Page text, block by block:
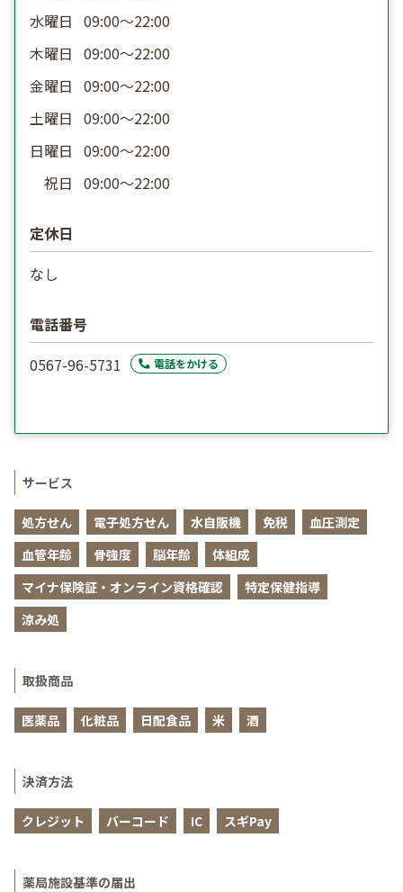
水曜日 09:00〜22:00
木曜日 09:00〜22:00
金曜日 09:00〜22:00
土曜日 09:00〜22:00
日曜日 09:00〜22:00
祝日 09:00〜22:00
定休日
なし
電話番号
0567-96-5731
電話をかける
サービス
処方せん 電子処方せん 水自販機 免税
血圧測定
血管年齢
骨強度 脳年齢
体組成
マイナ保険証・オンライン資格確認
特定保健指導
涼み処
取扱商品
医薬品 化粧品 日配食品 米 酒
決済方法
クレジット バーコード IC スギPay
薬局施設基準の届出